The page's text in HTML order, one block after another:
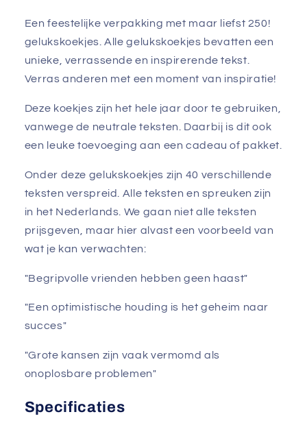
Een feestelijke verpakking met maar liefst 250!
gelukskoekjes. Alle gelukskoekjes bevatten een
unieke, verrassende en inspirerende tekst.
Verras anderen met een moment van inspiratie!
Deze koekjes zijn het hele jaar door te gebruiken,
vanwege de neutrale teksten. Daarbij is dit ook
een leuke toevoeging aan een cadeau of pakket.
Onder deze gelukskoekjes zijn 40 verschillende
teksten verspreid. Alle teksten en spreuken zijn
in het Nederlands. We gaan niet alle teksten
prijsgeven, maar hier alvast een voorbeeld van
wat je kan verwachten:
"Begripvolle vrienden hebben geen haast"
"Een optimistische houding is het geheim naar
succes"
"Grote kansen zijn vaak vermomd als
onoplosbare problemen"
Specificaties